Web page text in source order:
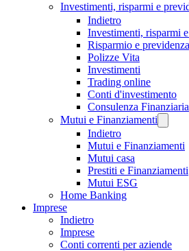
Investimenti, risparmi e
Indietro
Investimenti, risparmi
Risparmio e
Polizze Vita
Investimenti
Trading online
Conti d'investimento
Consulenza Finanziaria
Mutui e Finanziamenti
Indietro
Mutui e Finanziamenti
Mutui casa
Prestiti e Finanziamenti
Mutui ESG
Home Banking
Imprese
Indietro
Imprese
Conti correnti per aziende